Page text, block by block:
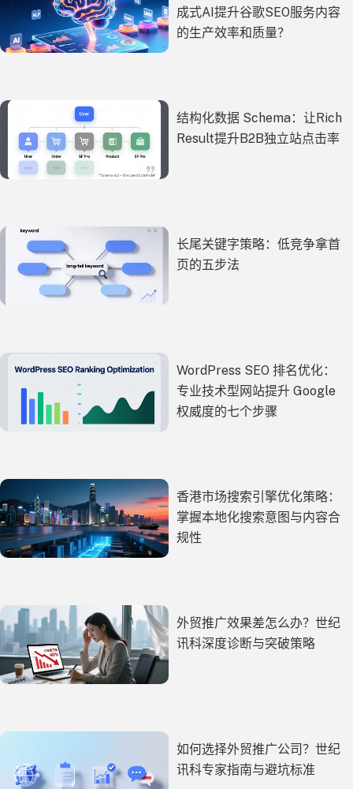
成式AI提升谷歌SEO服务内容
的生产效率和质量？
结构化数据 Schema：让Rich
Result提升B2B独立站点击率
长尾关键字策略：低竞争拿首
页的五步法
WordPress SEO 排名优化：
专业技术型网站提升 Google
权威度的七个步骤
香港市场搜索引擎优化策略：
掌握本地化搜索意图与内容合
规性
外贸推广效果差怎么办？世纪
讯科深度诊断与突破策略
如何选择外贸推广公司？世纪
讯科专家指南与避坑标准